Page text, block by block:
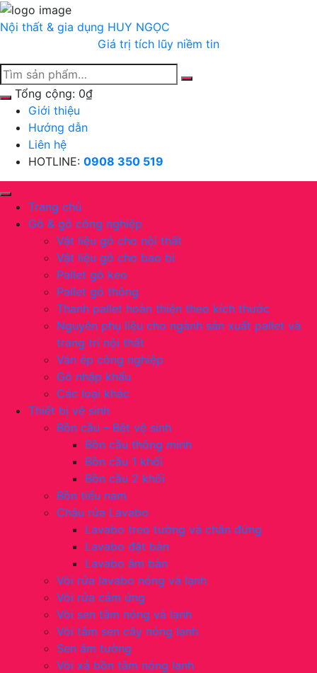
Chuyển
tới
Nội thất & gia dụng HUY NGỌC
Giá trị tích lũy niềm tin
Tổng cộng: 0₫
Giới thiệu
Hướng dẫn
Liên hệ
HOTLINE: 0908 350 519
Trang chủ
Gỗ & gỗ công nghiệp
Vật liệu gỗ cho nội thất
Vật liệu gỗ cho bao bì
Pallet gỗ keo
Pallet gỗ thông
Thanh pallet hoàn thiện theo kích thước
Nguyên phụ liệu cho ngành sản xuất pallet và
trang trí nội thất
Ván ép công nghiệp
Gỗ nhập khẩu
Các loại khác
Thiết bị vệ sinh
Bồn cầu – Bệt vệ sinh
Bồn cầu thông minh
Bồn cầu 1 khối
Bồn cầu 2 khối
Bồn tiểu nam
Chậu rửa Lavabo
Lavabo treo tường và chân đứng
Lavabo đặt bàn
Lavabo âm bàn
Vòi rửa lavabo nóng và lạnh
Vòi rửa cảm ứng
Vòi sen tắm nóng và lạnh
Vòi tắm sen cây nóng lạnh
Sen âm tường
Vòi xả bồn tắm nóng lạnh